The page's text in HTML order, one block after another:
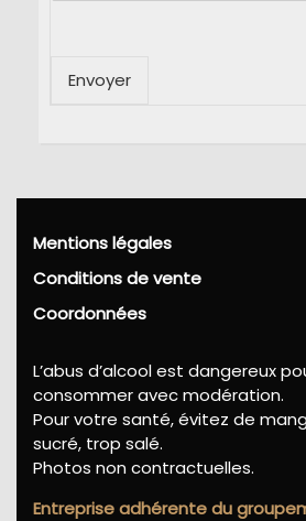
Envoyer
Mentions légales
Conditions de vente
Coordonnées
L’abus d’alcool est dangereux
consommer avec modération.
Pour votre santé, évitez de
sucré, trop salé.
Photos non contractuelles.
Entreprise adhérente du